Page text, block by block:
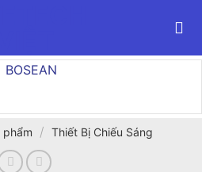
phẩm / Thiết Bị Chiếu Sáng